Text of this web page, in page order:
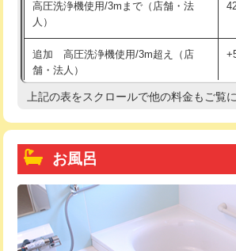
高圧洗浄機使用/3mまで（店舗・法
人）
追加 高圧洗浄機使用/3m超え（店
舗・法人）
高度高圧洗浄換
トーラー機使用/3mまで
追加トーラー機使用/3m超え
カメラ調査
上記の表をスクロールで他の料金もご覧
お風呂